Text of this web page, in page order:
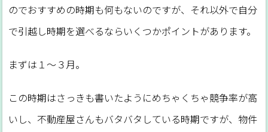
のでおすすめの時期も何もないのですが、それ以外で自分
で引越し時期を選べるならいくつかポイントがあります。
まずは１～３月。
この時期はさっきも書いたようにめちゃくちゃ競争率が高
いし、不動産屋さんもバタバタしている時期ですが、物件